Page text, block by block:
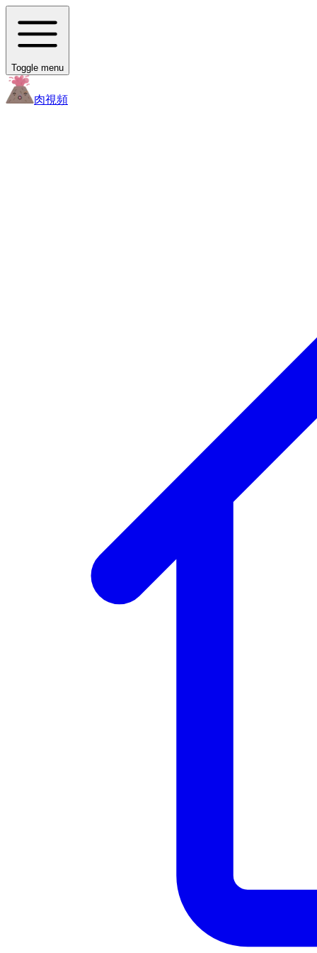
Toggle menu
肉視頻